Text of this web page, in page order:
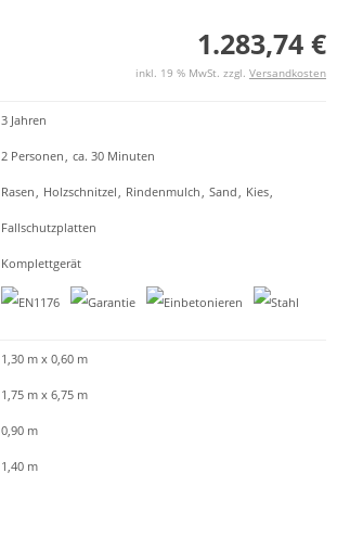
1.283,74 €
inkl. 19 % MwSt. zzgl. Versandkosten
3 Jahren
2 Personen, ca. 30 Minuten
Rasen, Holzschnitzel, Rindenmulch, Sand, Kies,
Fallschutzplatten
Komplettgerät
1,30 m x 0,60 m
1,75 m x 6,75 m
0,90 m
1,40 m